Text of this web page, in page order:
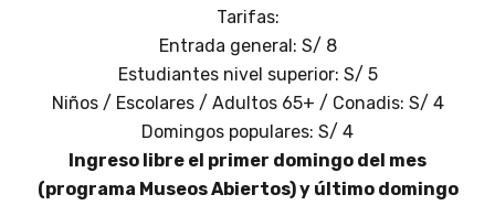
Tarifas:
Entrada general: S/ 8
Estudiantes nivel superior: S/ 5
Niños / Escolares / Adultos 65+ / Conadis: S/ 4
Domingos populares: S/ 4
Ingreso libre el primer domingo del mes
(programa Museos Abiertos) y último domingo